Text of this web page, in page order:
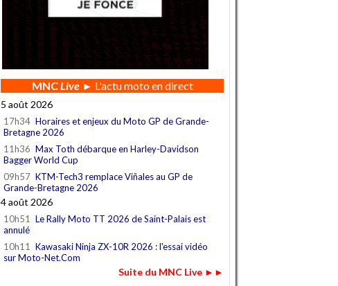
MNCLive► L'actu moto en direct
5 août 2026
17h34 Horaires et enjeux du Moto GP de Grande-
Bretagne 2026
11h36 Max Toth débarque en Harley-Davidson
Bagger World Cup
09h57 KTM-Tech3 remplace Viñales au GP de
Grande-Bretagne 2026
4 août 2026
10h51
Le Rally Moto TT 2026 de Saint-Palais est
annulé
10h11
Kawasaki Ninja ZX-10R 2026 : l'essai vidéo
sur Moto-Net.Com
Suite du MNC Live ►►